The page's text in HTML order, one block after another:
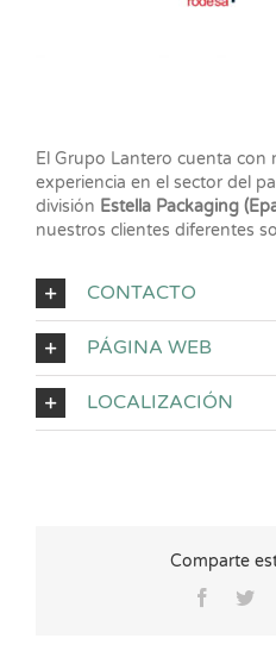
El Grupo Lantero cuenta con
experiencia en el sector del
división Estella Packaging
nuestros clientes diferentes
CONTACTO
PÁGINA WEB
LOCALIZACIÓN
Comparte